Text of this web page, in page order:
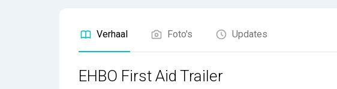
Verhaal Foto's Updates
EHBO First Aid Trailer